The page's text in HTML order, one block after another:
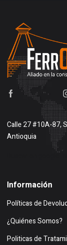
Calle 27 #10A-87,
Antioquia
Información
Políticas de
¿Quiénes Somos?
Politicas de